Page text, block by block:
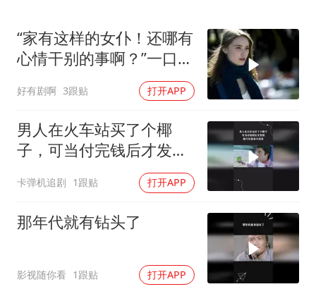
两名乘客在飞机上因调节座椅起冲突
女儿为争财产堵门阻挠父亲出殡
夯实基础开新局
“家有这样的女仆！还哪有
心情干别的事啊？”一口气
看完法国影片《我亲爱的
课程》
好有剧啊 3跟贴 打开APP
男人在火车站买了个椰
子，可当付完钱后才发
现，椰子压根拿不进来
卡弹机追剧 1跟贴 打开APP
那年代就有钻头了
影视随你看 1跟贴 打开APP